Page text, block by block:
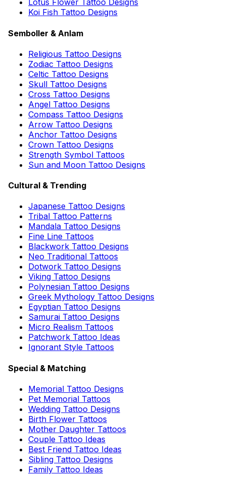
Lotus Flower Tattoo Designs
Koi Fish Tattoo Designs
Semboller & Anlam
Religious Tattoo Designs
Zodiac Tattoo Designs
Celtic Tattoo Designs
Skull Tattoo Designs
Cross Tattoo Designs
Angel Tattoo Designs
Compass Tattoo Designs
Arrow Tattoo Designs
Anchor Tattoo Designs
Crown Tattoo Designs
Strength Symbol Tattoos
Sun and Moon Tattoo Designs
Cultural & Trending
Japanese Tattoo Designs
Tribal Tattoo Patterns
Mandala Tattoo Designs
Fine Line Tattoos
Blackwork Tattoo Designs
Neo Traditional Tattoos
Dotwork Tattoo Designs
Viking Tattoo Designs
Polynesian Tattoo Designs
Greek Mythology Tattoo Designs
Egyptian Tattoo Designs
Samurai Tattoo Designs
Micro Realism Tattoos
Patchwork Tattoo Ideas
Ignorant Style Tattoos
Special & Matching
Memorial Tattoo Designs
Pet Memorial Tattoos
Wedding Tattoo Designs
Birth Flower Tattoos
Mother Daughter Tattoos
Couple Tattoo Ideas
Best Friend Tattoo Ideas
Sibling Tattoo Designs
Family Tattoo Ideas